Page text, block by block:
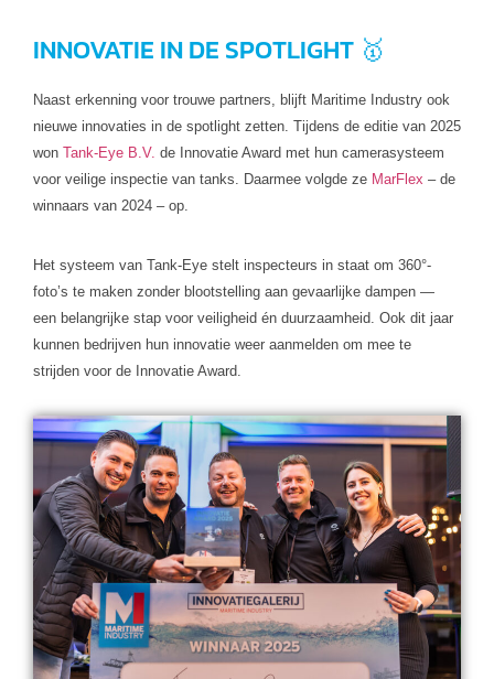
INNOVATIE IN DE SPOTLIGHT 🥇
Naast erkenning voor trouwe partners, blijft Maritime Industry ook
nieuwe innovaties in de spotlight zetten. Tijdens de editie van 2025
won Tank-Eye B.V. de Innovatie Award met hun camerasysteem
voor veilige inspectie van tanks. Daarmee volgde ze MarFlex – de
winnaars van 2024 – op.
Het systeem van Tank-Eye stelt inspecteurs in staat om 360°-
foto’s te maken zonder blootstelling aan gevaarlijke dampen —
een belangrijke stap voor veiligheid én duurzaamheid. Ook dit jaar
kunnen bedrijven hun innovatie weer aanmelden om mee te
strijden voor de Innovatie Award.